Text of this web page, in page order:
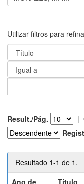
Utilizar filtros para
Result./Pág. |
Resultado 1-1 de 1.
Ano de
Título